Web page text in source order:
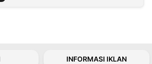
INFORMASI IKLAN